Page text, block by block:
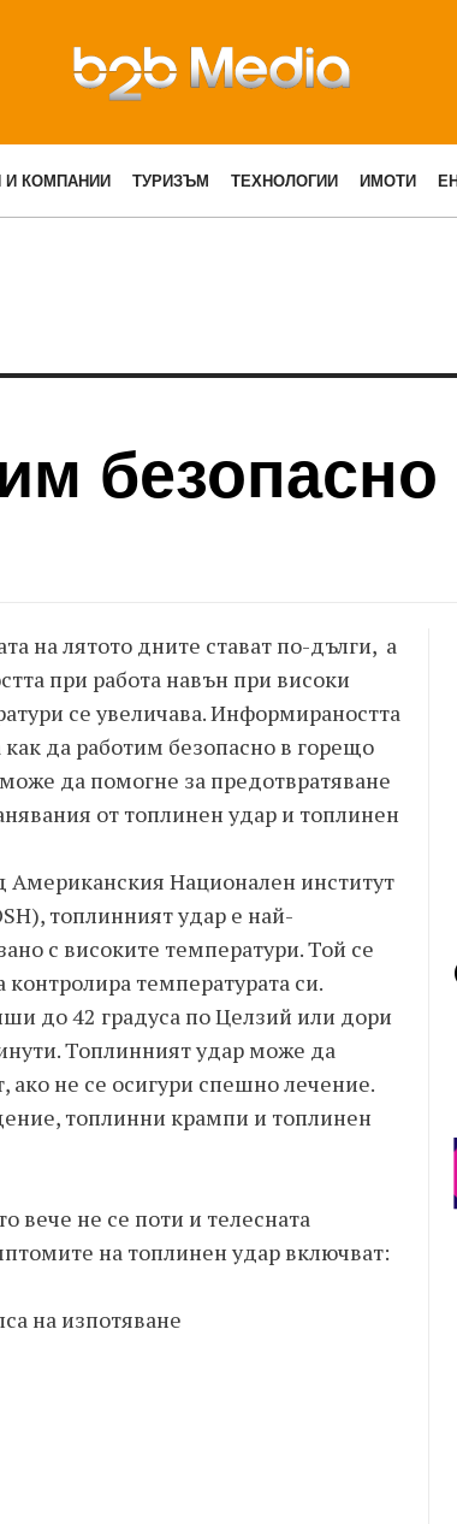
И КОМПАНИИ ТУРИЗЪМ ТЕХНОЛОГИИ ИМОТИ
на лятото дните стават по-дълги, а
при работа навън при високи
се увеличава. Информираността
как да работим безопасно в горещо
да помогне за предотвратяване
от топлинен удар и топлинен
Американския Национален институт
топлинният удар е най-
с високите температури. Той се
температурата си.
до 42 градуса по Целзий или дори
Топлинният удар може да
не се осигури спешно лечение.
топлинни крампи и топлинен
вече не се поти и телесната
на топлинен удар включват:
на изпотяване